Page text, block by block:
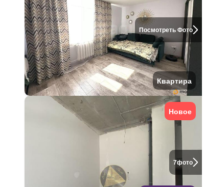
Посмотреть Фото
Квартира
7фото
Новое